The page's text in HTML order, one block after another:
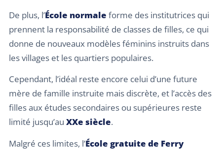
De plus, l’École normale forme des institutrices qui
prennent la responsabilité de classes de filles, ce qui
donne de nouveaux modèles féminins instruits dans
les villages et les quartiers populaires.
Cependant, l’idéal reste encore celui d’une future
mère de famille instruite mais discrète, et l’accès des
filles aux études secondaires ou supérieures reste
limité jusqu’au XXe siècle.
Malgré ces limites, l’École gratuite de Ferry